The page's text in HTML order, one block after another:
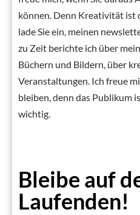
können. Denn Kreativität ist
lade Sie ein, meinen
zu Zeit berichte ich über
Büchern und Bildern, über
Veranstaltungen. Ich freue
bleiben, denn das Publikum
wichtig.
Bleibe auf
Laufenden!